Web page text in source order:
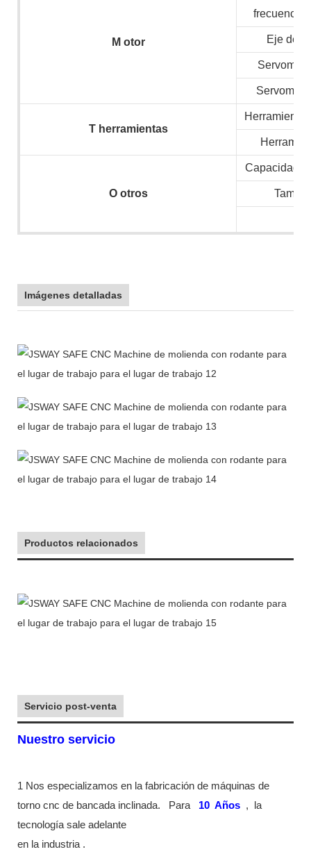
M otor
frecuencia/
Eje de
Therramientas
Ootros
Capacidad
Imágenes detalladas
Productos relacionados
Servicio post-venta
Nuestro servicio
1 Nos especializamos en la fabricación de máquinas de
torno cnc de bancada inclinada.
Para 10 Años ,
la
tecnología sale adelante
en la industria .